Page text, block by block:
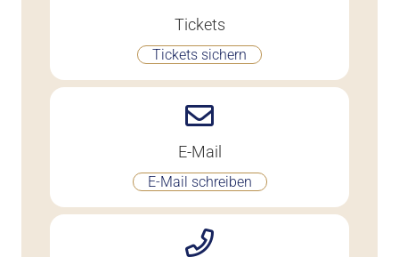
Tickets
Tickets sichern
E-Mail
E-Mail schreiben